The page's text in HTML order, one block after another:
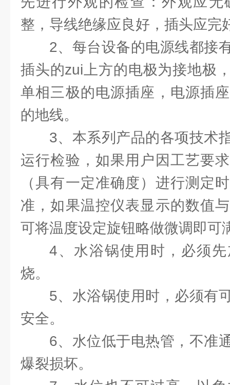
整，导线绝缘应良好，插头应完
2、每台设备的电源线都接
插头的zui上方的电极为接地极
单相三极的电源插座，电源插
的地线。
3、本系列产品的各项技术
运行检验，如果用户因工艺要
（具有一定准确度）进行测定
准，如果温控仪表显示的数值
可将温度设定旋钮略做微调即可
4、水浴锅使用时，必须
烧。
5、水浴锅使用时，必须有
安全。
6、水位低于电热管，不准
爆裂损坏。